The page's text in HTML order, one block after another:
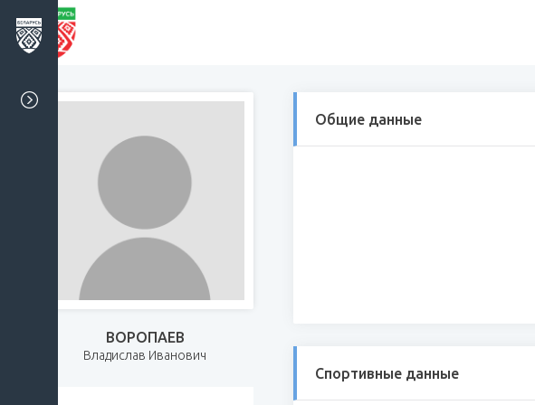
ВОРОПАЕВ
Владислав Иванович
Общие данные
Спортивные данные